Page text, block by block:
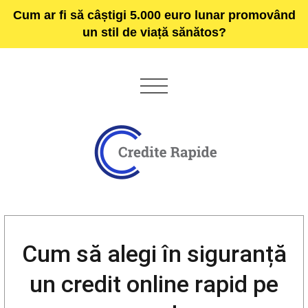
Cum ar fi să câștigi 5.000 euro lunar promovând
un stil de viață sănătos?
Cum să alegi în siguranță
un credit online rapid pe